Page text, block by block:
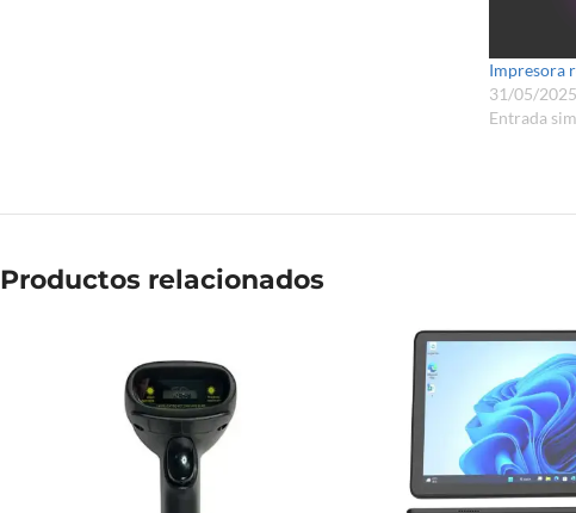
Impresora
31/05/2025
Entrada
Productos relacionados